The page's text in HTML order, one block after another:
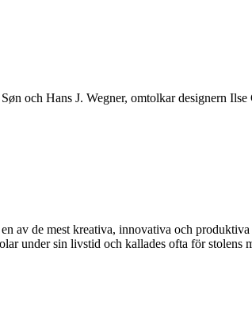
och Hans J. Wegner, omtolkar designern
av de mest kreativa, innovativa och
under sin livstid och kallades ofta för stolens